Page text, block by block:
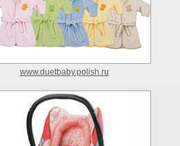
www.duetbaby.polish.ru